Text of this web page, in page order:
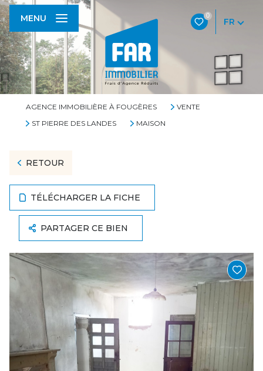
0
FR
MENU
AGENCE IMMOBILIÈRE À FOUGÈRES
VENTE
ST PIERRE DES LANDES
MAISON
RETOUR
TÉLÉCHARGER LA FICHE
PARTAGER CE BIEN